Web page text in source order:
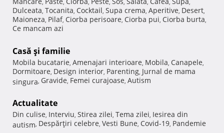
, , , , , , , ,
Dulceata, Tocanita, Cocktail, Supa crema, Aperitive, Desert,
Maioneza, Pilaf, Ciorba perisoare, Ciorba pui, Ciorba burta,
Ce mancam azi
Casă şi familie
Mobila bucatarie, Amenajari interioare, Mobila, Canapele,
Dormitoare, Design interior, Parenting, Jurnal de mama
singura, Gravide, Femei curajoase, Autism
Actualitate
Din culise, Interviu, Stirea zilei, Tema zilei, Iesirea din
autism, Despărţiri celebre, Vesti Bune, Covid-19, Pandemie